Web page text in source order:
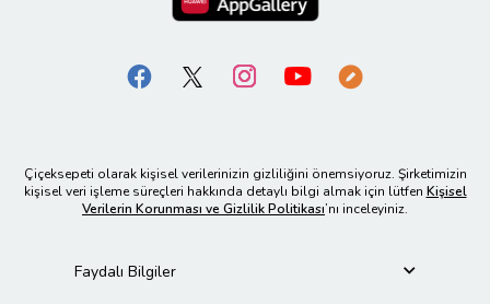
Çiçeksepeti olarak kişisel verilerinizin gizliliğini önemsiyoruz. Şirketimizin
kişisel veri işleme süreçleri hakkında detaylı bilgi almak için lütfen Kişisel
Verilerin Korunması ve Gizlilik Politikası’nı inceleyiniz.
Faydalı Bilgiler